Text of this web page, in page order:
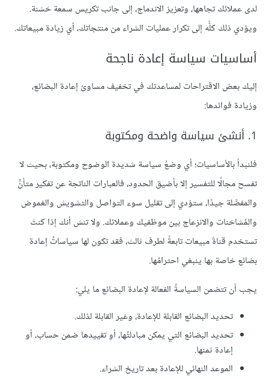
لدى عملائك تجاهها، وتعزيز الاندماج، إلى جانب تكريس سمعة حَسَنة.
ويؤدي ذلك كلُّه إلى تكرار عمليات الشراء من منتجاتك، أي زيادة مبيعاتك.
أساسيات سياسة إعادة ناجحة
إليك بعض الاقتراحات لمساعدتك في تخفيف مساوئ إعادة البضائع،
وزيادة فوائدها:
1. أنشئ سياسة واضحة ومكتوبة
فلنبدأ بالأساسيات؛ أي وضعُ سياسة شديدة الوضوح ومكتوبة، بحيث لا
تفسح مجالًا للتفسير إلا بأضيق الحدود، فالعبارات الناتجة عن تفكير متأنٍّ
والمفصَّلة جيدًا، ستؤدي إلى تقليل سوء التواصل والتشويش والغموض
والمُشاحَنات والانزعاج بين موظفيك وعملائك. ولا تنسَ أنك إذا كنتَ
تستخدم قناةَ مبيعات تابعةً لطرف ثالث، فقد تكون لها سياساتُ إعادة
بضائع خاصة بها ينبغي احترامُها.
يجب أن تتضمن السياسةُ الفعالة لإعادة البضائع ما يلي:
تحديد البضائع القابلة للإعادة، وغير القابلة لذلك.
تحديد البضائع التي يمكن مبادلتُها، أو تقييدها ضمن حساب، أو
إعادة ثمنها.
الموعد النهائي للإعادة بعد تاريخ الشراء.